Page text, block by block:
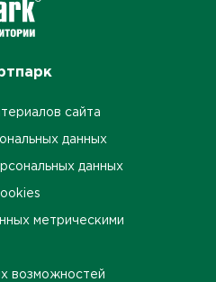
сайта
данных
данных
метрическими
возможностей